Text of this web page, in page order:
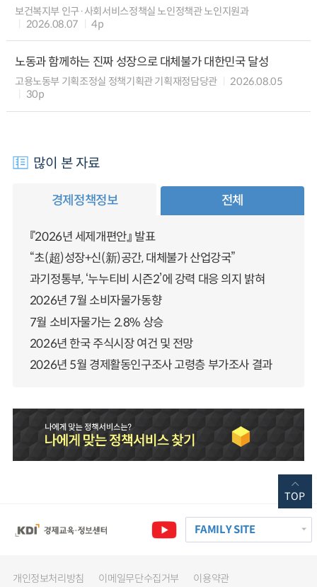
보건복지부 인구·사회서비스정책실 노인정책관 노인지원과
2026.08.07
4p
노동과 함께하는 진짜 성장으로 대체불가 대한민국 달성
고용노동부 기획조정실 정책기획관 기획재정담당관
2026.08.05
30p
많이 본 자료
경제정책정보 전체
『2026년 세제개편안』 발표
“초(超)성장+신(新)공간, 대체불가 산업강국”
과기정통부, ‘누누티비 시즌2’에 강력 대응 의지 밝혀
2026년 7월 소비자물가동향
7월 소비자물가는 2.8% 상승
2026년 한국 주식시장 여건 및 전망
2026년 5월 경제활동인구조사 고령층 부가조사 결과
FAMILY SITE
개인정보처리방침 이메일무단수집거부 이용약관
TOP